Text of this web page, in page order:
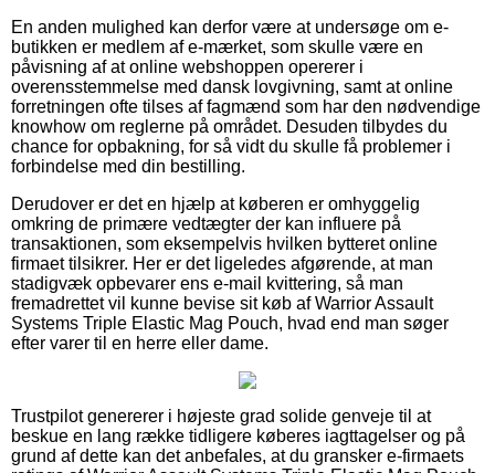
En anden mulighed kan derfor være at undersøge om e-
butikken er medlem af e-mærket, som skulle være en
påvisning af at online webshoppen opererer i
overensstemmelse med dansk lovgivning, samt at online
forretningen ofte tilses af fagmænd som har den nødvendige
knowhow om reglerne på området. Desuden tilbydes du
chance for opbakning, for så vidt du skulle få problemer i
forbindelse med din bestilling.
Derudover er det en hjælp at køberen er omhyggelig
omkring de primære vedtægter der kan influere på
transaktionen, som eksempelvis hvilken bytteret online
firmaet tilsikrer. Her er det ligeledes afgørende, at man
stadigvæk opbevarer ens e-mail kvittering, så man
fremadrettet vil kunne bevise sit køb af Warrior Assault
Systems Triple Elastic Mag Pouch, hvad end man søger
efter varer til en herre eller dame.
Trustpilot genererer i højeste grad solide genveje til at
beskue en lang række tidligere køberes iagttagelser og på
grund af dette kan det anbefales, at du gransker e-firmaets